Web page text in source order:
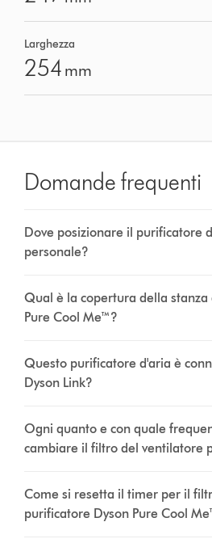
Larghezza
254 mm
Domande frequenti
Dove posizionare il purificatore
personale?
Qual è la copertura della
Pure Cool Me™?
Questo purificatore d'aria è
Dyson Link?
Ogni quanto e con quale
cambiare il filtro del ventilatore
Come si resetta il timer per il
purificatore Dyson Pure Cool